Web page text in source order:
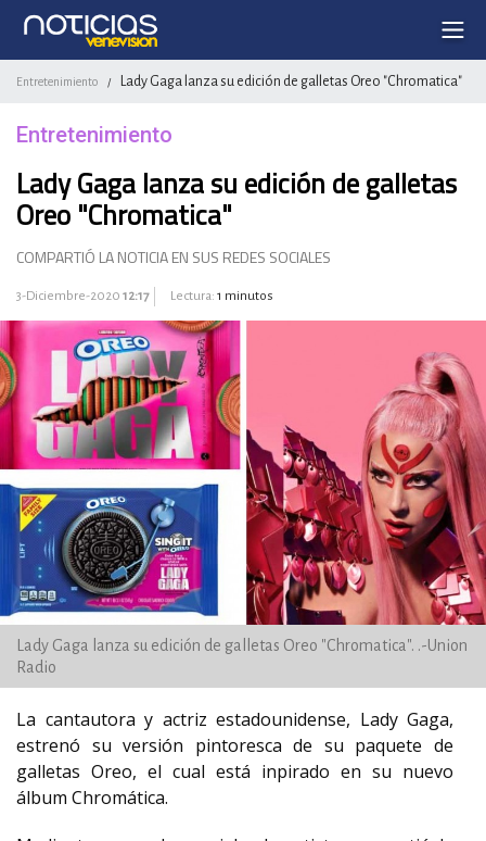
Entretenimiento / Lady Gaga lanza su edición de galletas Oreo "Chromatica"
Entretenimiento
Lady Gaga lanza su edición de galletas
Oreo "Chromatica"
COMPARTIÓ LA NOTICIA EN SUS REDES SOCIALES
3-Diciembre-2020 12:17 Lectura: 1 minutos
Lady Gaga lanza su edición de galletas Oreo "Chromatica". .-Union
Radio
La cantautora y actriz estadounidense, Lady Gaga,
estrenó su versión pintoresca de su paquete de
galletas Oreo, el cual está inpirado en su nuevo
álbum Chromática.